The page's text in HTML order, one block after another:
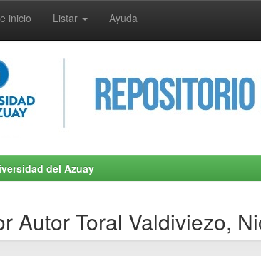
inicio Listar Ayuda
del Azuay
Autor Toral Valdiviezo,